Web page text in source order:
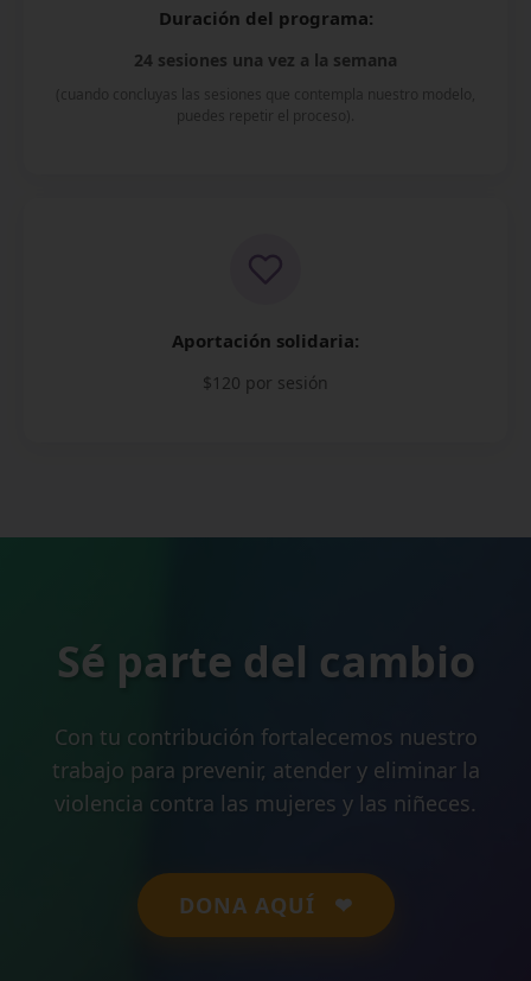
Duración del programa:
24 sesiones una vez a la semana
(cuando concluyas las sesiones que contempla nuestro modelo,
puedes repetir el proceso).
Aportación solidaria:
$120 por sesión
Sé parte del cambio
Con tu contribución fortalecemos nuestro
trabajo para prevenir, atender y eliminar la
violencia contra las mujeres y las niñeces.
DONA AQUÍ ❤